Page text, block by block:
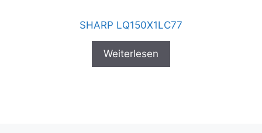
SHARP LQ150X1LC77
Weiterlesen